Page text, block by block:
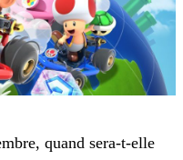
quand sera-t-elle